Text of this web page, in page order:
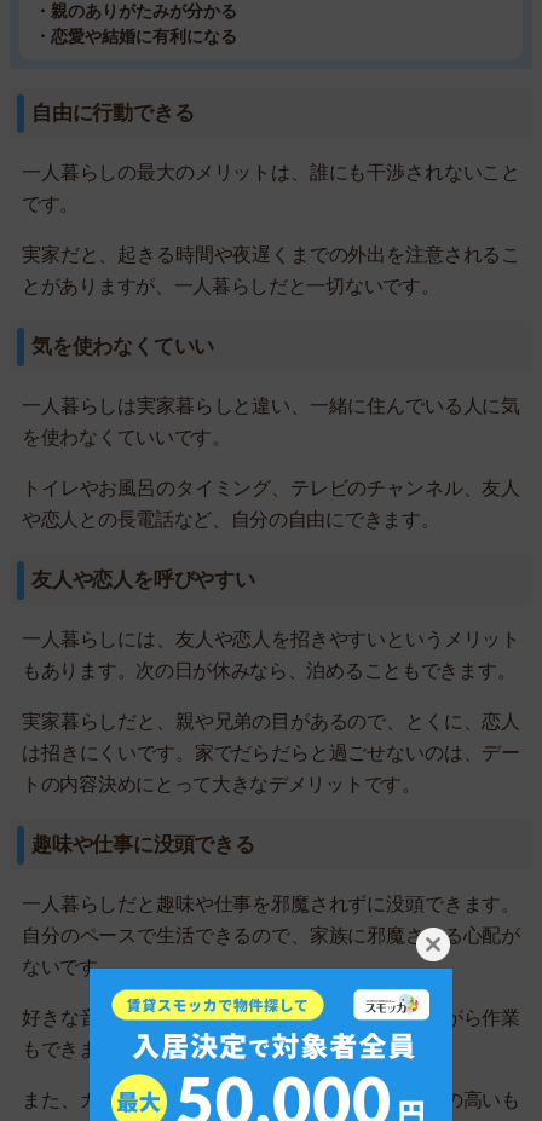
・親のありがたみが分かる
・恋愛や結婚に有利になる
自由に行動できる
一人暮らしの最大のメリットは、誰にも干渉されないこと
です。
実家だと、起きる時間や夜遅くまでの外出を注意されるこ
とがありますが、一人暮らしだと一切ないです。
気を使わなくていい
一人暮らしは実家暮らしと違い、一緒に住んでいる人に気
を使わなくていいです。
トイレやお風呂のタイミング、テレビのチャンネル、友人
や恋人との長電話など、自分の自由にできます。
友人や恋人を呼びやすい
一人暮らしには、友人や恋人を招きやすいというメリット
もあります。次の日が休みなら、泊めることもできます。
実家暮らしだと、親や兄弟の目があるので、とくに、恋人
は招きにくいです。家でだらだらと過ごせないのは、デー
トの内容決めにとって大きなデメリットです。
趣味や仕事に没頭できる
一人暮らしだと趣味や仕事を邪魔されずに没頭できます。
自分のペースで生活できるので、家族に邪魔される心配が
ないです。
好きな音楽をずっとかけていたり、映画を流しながら作業
もできます。
また、カメラや楽器、オーディオ機器など、値段の高いも